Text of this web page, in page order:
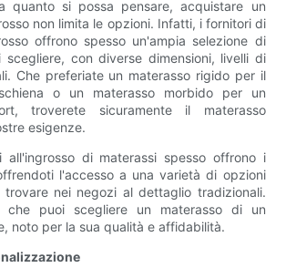
quanto si possa pensare, acquistare un
non limita le opzioni. Infatti, i fornitori di
offrono spesso un'ampia selezione di
scegliere, con diverse dimensioni, livelli di
Che preferiate un materasso rigido per il
o un materasso morbido per un
troverete sicuramente il materasso
esigenze.
all'ingrosso di materassi spesso offrono i
l'accesso a una varietà di opzioni
nei negozi al dettaglio tradizionali.
che puoi scegliere un materasso di un
noto per la sua qualità e affidabilità.